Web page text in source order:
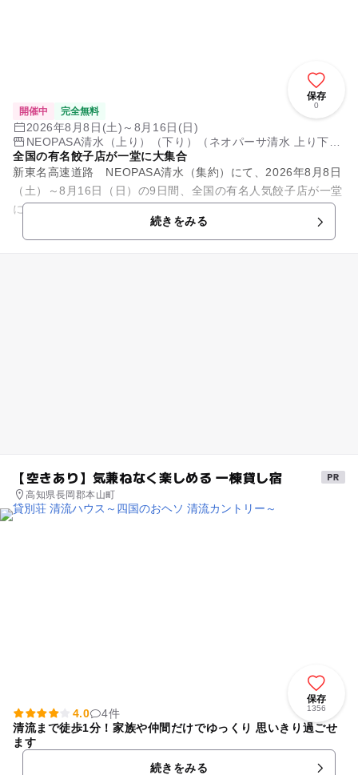
保存
0
開催中 完全無料
2026年8月8日(土)～8月16日(日)
NEOPASA清水（上り）（下り）（ネオパーサ清水 上り下
り）
全国の有名餃子店が一堂に大集合
新東名高速道路 NEOPASA清水（集約）にて、2026年8月8日
（土）～8月16日（日）の9日間、全国の有名人気餃子店が一堂
に会する「夏だ！グルメだ！餃子祭り（第2弾）」を開催しま
続きをみる
【空きあり】気兼ねなく楽しめる 一棟貸し宿
高知県長岡郡本山町
保存
1356
4.0
4件
清流まで徒歩1分！家族や仲間だけでゆっくり 思いきり過ごせ
ます
続きをみる